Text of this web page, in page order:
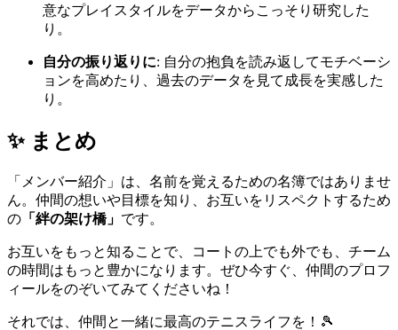
意なプレイスタイルをデータからこっそり研究した
り。
自分の振り返りに: 自分の抱負を読み返してモチベーシ
ョンを高めたり、過去のデータを見て成長を実感した
り。
✨ まとめ
「メンバー紹介」は、名前を覚えるための名簿ではありませ
ん。仲間の想いや目標を知り、お互いをリスペクトするため
の 「絆の架け橋」 です。
お互いをもっと知ることで、コートの上でも外でも、チーム
の時間はもっと豊かになります。ぜひ今すぐ、仲間のプロフ
ィールをのぞいてみてくださいね！
それでは、仲間と一緒に最高のテニスライフを！🎾